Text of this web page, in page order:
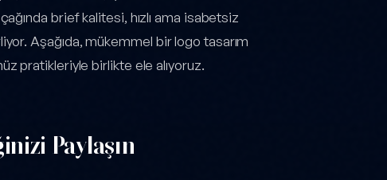
brief kalitesi, hızlı ama isabetsiz
Aşağıda, mükemmel bir logo tasarım
pratikleriyle birlikte ele alıyoruz.
Paylaşın